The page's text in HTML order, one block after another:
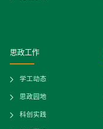
思政工作
学工动态
思政园地
科创实践